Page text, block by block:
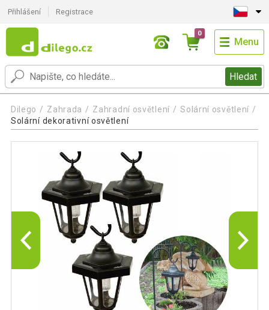
Přihlášení Registrace
Hledat
0
Menu
Dilego Zahrada Zahradní osvětlení
Solární osvětlení
Solární dekorativní osvětlení